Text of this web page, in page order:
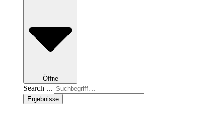
Öffne
Search ...
Ergebnisse